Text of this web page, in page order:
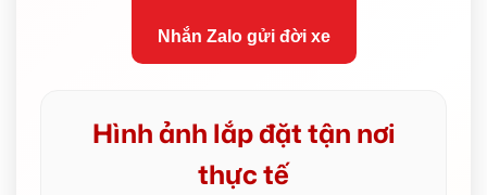
Nhắn Zalo gửi đời xe
Hình ảnh lắp đặt tận nơi
thực tế